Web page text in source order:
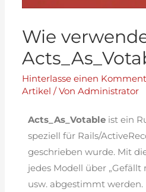
Wie
Hinterlasse einen
Artikel / VonAdministrator
Acts_As_Votable ist ein
speziell für Rails/
geschrieben wurde. Mit
jedes Modell über „Gefällt
usw. abgestimmt